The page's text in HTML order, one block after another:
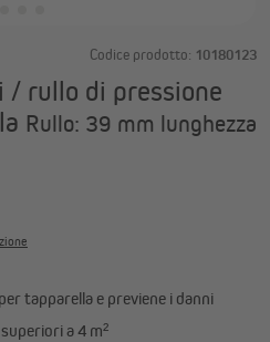
Codice prodotto: 10180123
/ rullo di pressione
Rullo: 39 mm lunghezza
tapparella e previene i danni
a 4 m²